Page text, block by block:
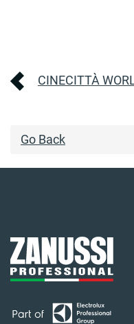
de
CINECITTÀ
Go Back